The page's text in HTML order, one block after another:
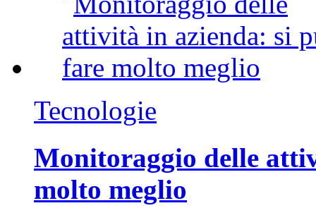
Tecnologie
Monitoraggio delle
molto meglio